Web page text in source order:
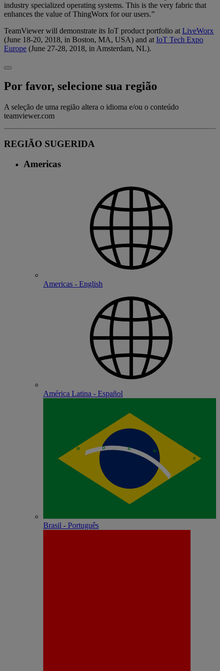
industry specialized operating systems. This is the very fabric that
enhances the value of ThingWorx for our users.”
TeamViewer will demonstrate its IoT product portfolio atLiveWorx
(June 18-20, 2018, in Boston, MA, USA) and atIoT Tech Expo
Europe (June 27-28, 2018, in Amsterdam, NL).
Por favor, selecione sua região
A seleção de uma região altera o idioma e/ou o conteúdo
teamviewer.com
REGIÃO SUGERIDA
Americas
Americas - English
América Latina - Español
Brasil - Português